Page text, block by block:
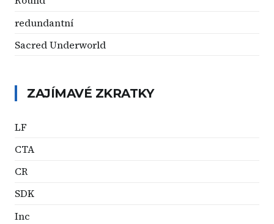
redundantní
Sacred Underworld
ZAJÍMAVÉ ZKRATKY
LF
CTA
CR
SDK
Inc